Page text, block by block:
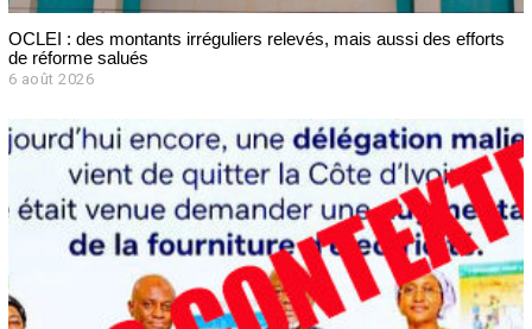
OCLEI : des montants irréguliers relevés, mais aussi des efforts
de réforme salués
6 août 2026